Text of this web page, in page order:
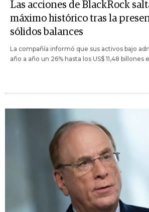
Las acciones de BlackRock
máximo histórico tras la
sólidos balances
La compañía informó que sus activos bajo
año a año un 26% hasta los US$ 11,48